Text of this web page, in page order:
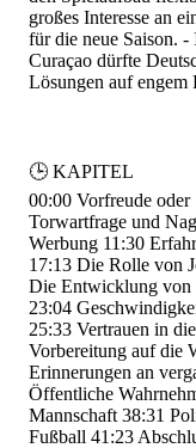
großes Interesse an
für die neue Saison.
Curaçao dürfte
Lösungen auf engem
🕒 KAPITEL
00:00 Vorfreude
Torwartfrage und
Werbung 11:30
17:13 Die Rolle von
Die Entwicklung von
23:04
25:33 Vertrauen in
Vorbereitung auf die
Erinnerungen an
Öffentliche
Mannschaft 38:31
Fußball 41:23